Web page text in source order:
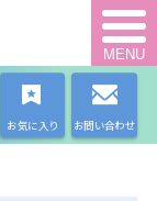
MENU
お気に入り お問い合わせ